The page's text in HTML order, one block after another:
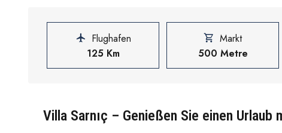
Flughafen
125 Km
Markt
500 Metre
Villa Sarnıç – Genießen Sie einen